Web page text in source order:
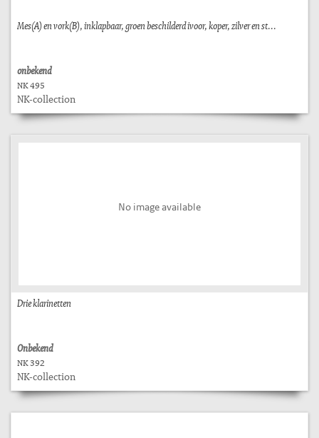
Mes(A) en vork(B), inklapbaar, groen beschilderd ivoor, koper, zilver en st...
onbekend
NK 495
NK-collection
No image available
Drie klarinetten
Onbekend
NK 392
NK-collection